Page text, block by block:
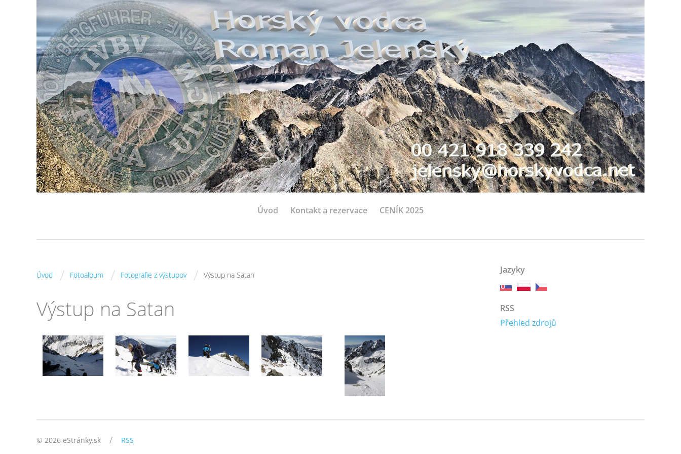
Úvod Kontakt a rezervace CENÍK 2025
Úvod / Fotoalbum / Fotografie z výstupov / Výstup na Satan
Výstup na Satan
Jazyky
RSS
Přehled zdrojů
© 2026 eStránky.sk / RSS